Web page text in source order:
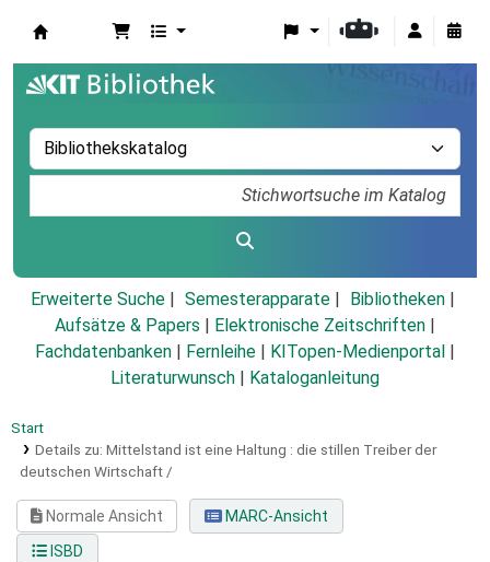
Erweiterte Suche Semesterapparate
Bibliotheken
Aufsätze & Papers
Elektronische Zeitschriften
Fachdatenbanken
Fernleihe KITopen-Medienportal
Literaturwunsch
Kataloganleitung
Start
Details zu: Mittelstand ist eine Haltung : die stillen Treiber der
deutschen Wirtschaft /
Normale Ansicht
MARC-Ansicht
ISBD